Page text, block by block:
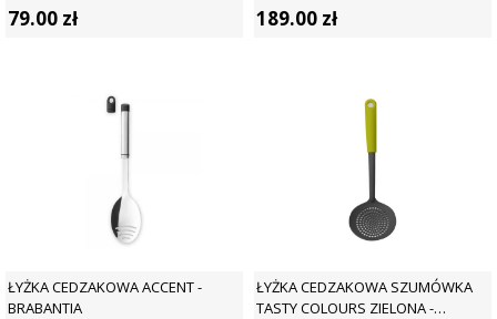
79.00 zł 189.00 zł
ŁYŻKA CEDZAKOWA ACCENT -
BRABANTIA
ŁYŻKA CEDZAKOWA SZUMÓWKA
TASTY COLOURS ZIELONA -